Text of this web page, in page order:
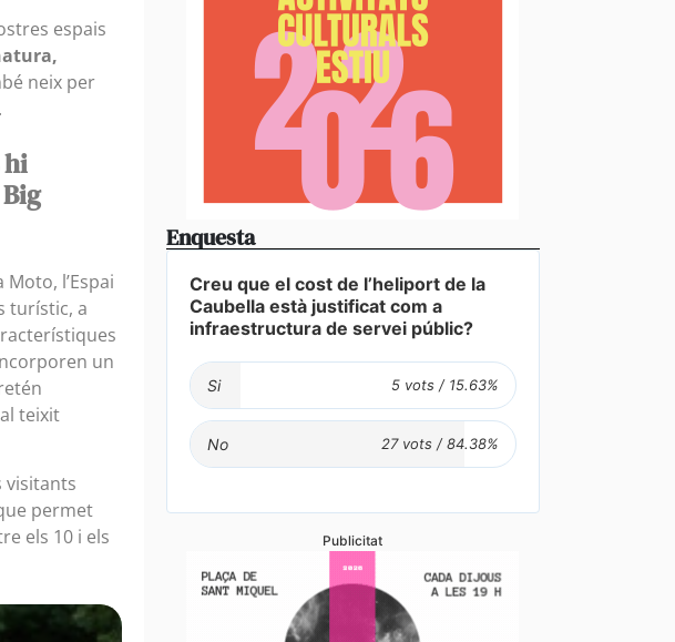
espais
neix per
hi
l’Espai
turístic, a
un
teixit
visitants
permet
els 10 i els
Enquesta
Creu que el cost de l’heliport de la
Caubella està justificat com a
infraestructura de servei públic?
Si
No
Publicitat